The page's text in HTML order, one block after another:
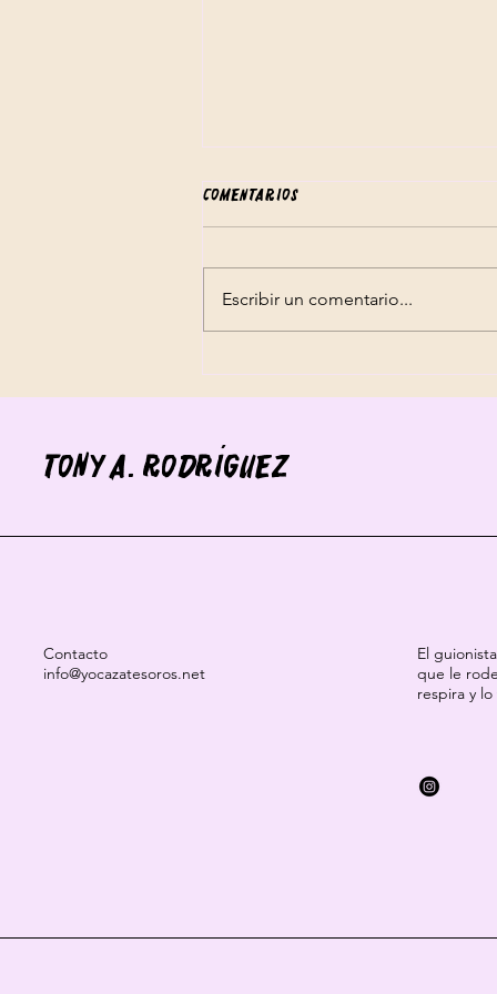
¡Estrenamos alex delarte!
Después de varios meses de
proyectos más ambiciosos: Alex
Delarte. Un cazatesoros y músico
Comentarios
Escribir un comentario...
Tony A. Rodríguez
Contacto
info@yocazatesoros.net
El
que le
respira y